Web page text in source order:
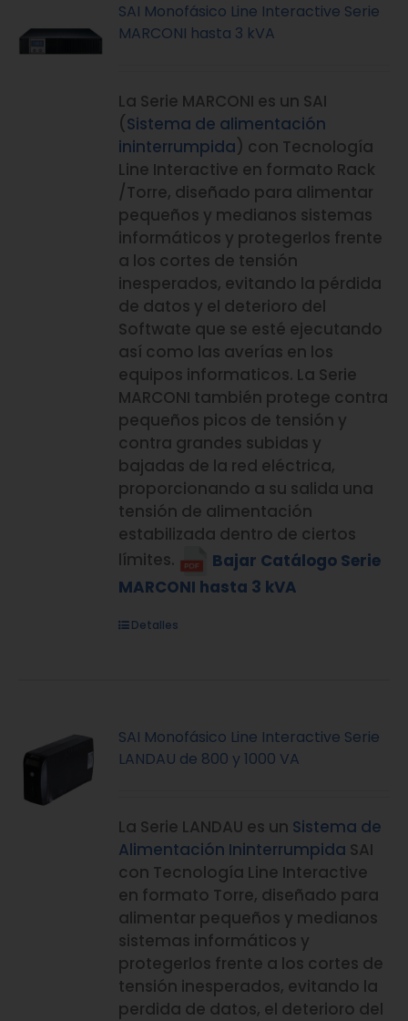
SAI Monofásico Line Interactive Serie
MARCONI hasta 3 kVA
La Serie MARCONI es un SAI
(Sistema de alimentación
ininterrumpida) con Tecnología
Line Interactive en formato Rack
/Torre, diseñado para alimentar
pequeños y medianos sistemas
informáticos y protegerlos frente
a los cortes de tensión
inesperados, evitando la pérdida
de datos y el deterioro del
Softwate que se esté ejecutando
así como las averías en los
equipos informaticos. La Serie
MARCONI también protege contra
pequeños picos de tensión y
contra grandes subidas y
bajadas de la red eléctrica,
proporcionando a su salida una
tensión de alimentación
estabilizada dentro de ciertos
límites.
Bajar Catálogo Serie
MARCONI hasta 3 kVA
Detalles
SAI Monofásico Line Interactive Serie
LANDAU de 800 y 1000 VA
La Serie LANDAU es un Sistema de
Alimentación Ininterrumpida SAI
con Tecnología Line Interactive
en formato Torre, diseñado para
alimentar pequeños y medianos
sistemas informáticos y
protegerlos frente a los cortes de
tensión inesperados, evitando la
perdida de datos, el deterioro del